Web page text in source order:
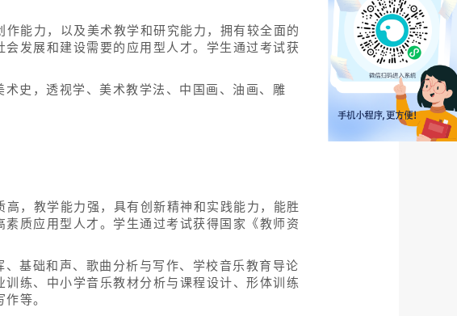
能力，以及美术教学和研究能力，拥有较全面的
发展和建设需要的应用型人才。学生通过考试获
史，透视学、美术教学法、中国画、油画、雕
，教学能力强，具有创新精神和实践能力，能胜
质应用型人才。学生通过考试获得国家《教师资
基础和声、歌曲分析与写作、学校音乐教育导论
练、中小学音乐教材分析与课程设计、形体训练
等。